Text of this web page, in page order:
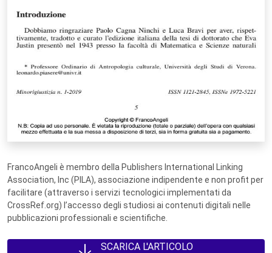
FrancoAngeli è membro della Publishers International Linking
Association, Inc (PILA), associazione indipendente e non profit per
facilitare (attraverso i servizi tecnologici implementati da
CrossRef.org) l’accesso degli studiosi ai contenuti digitali nelle
pubblicazioni professionali e scientifiche.
SCARICA L'ARTICOLO